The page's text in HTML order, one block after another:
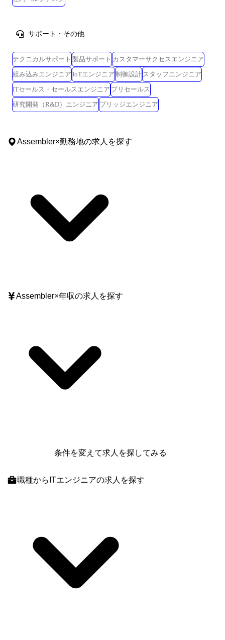
サポート・その他
テクニカルサポート 製品サポート カスタマーサクセスエンジニア
組み込みエンジニア IoTエンジニア 制御設計 スタッフエンジニア
ITセールス・セールスエンジニア プリセールス
研究開発（R&D）エンジニア ブリッジエンジニア
Assembler×勤務地の求人を探す
Assembler×年収の求人を探す
条件を変えて求人を探してみる
職種からITエンジニアの求人を探す